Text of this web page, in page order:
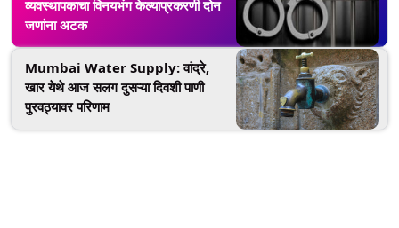
व्यवस्थापकाचा विनयभंग केल्याप्रकरणी दोन
जणांना अटक
Mumbai Water Supply: वांद्रे,
खार येथे आज सलग दुसऱ्या दिवशी पाणी
पुरवठ्यावर परिणाम